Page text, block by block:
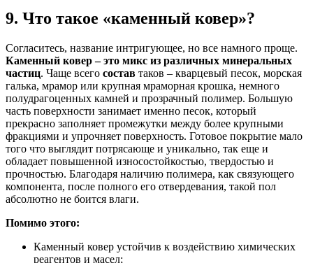
9. Что такое «каменный ковер»?
Согласитесь, название интригующее, но все намного проще.
Каменный ковер – это микс из различных минеральных
частиц. Чаще всего состав таков – кварцевый песок, морская
галька, мрамор или крупная мраморная крошка, немного
полудрагоценных камней и прозрачный полимер. Большую
часть поверхности занимает именно песок, который
прекрасно заполняет промежутки между более крупными
фракциями и упрочняет поверхность. Готовое покрытие мало
того что выглядит потрясающе и уникально, так еще и
обладает повышенной износостойкостью, твердостью и
прочностью. Благодаря наличию полимера, как связующего
компонента, после полного его отвердевания, такой пол
абсолютно не боится влаги.
Помимо этого:
Каменный ковер устойчив к воздействию химических
реагентов и масел;